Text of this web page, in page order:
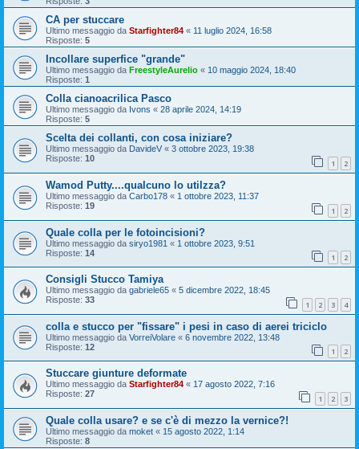
CA per stuccare
Ultimo messaggio da Starfighter84 « 11 luglio 2024, 16:58
Risposte: 5
Incollare superfice "grande"
Ultimo messaggio da FreestyleAurelio « 10 maggio 2024, 18:40
Risposte: 1
Colla cianoacrilica Pasco
Ultimo messaggio da Ivons « 28 aprile 2024, 14:19
Risposte: 5
Scelta dei collanti, con cosa iniziare?
Ultimo messaggio da DavideV « 3 ottobre 2023, 19:38
Risposte: 10 1 2
Wamod Putty....qualcuno lo utilzza?
Ultimo messaggio da Carbo178 « 1 ottobre 2023, 11:37
Risposte: 19 1 2
Quale colla per le fotoincisioni?
Ultimo messaggio da siryo1981 « 1 ottobre 2023, 9:51
Risposte: 14 1 2
Consigli Stucco Tamiya
Ultimo messaggio da gabriele65 « 5 dicembre 2022, 18:45
Risposte: 33 1 2 3 4
colla e stucco per "fissare" i pesi in caso di aerei triciclo
Ultimo messaggio da VorreiVolare « 6 novembre 2022, 13:48
Risposte: 12 1 2
Stuccare giunture deformate
Ultimo messaggio da Starfighter84 « 17 agosto 2022, 7:16
Risposte: 27 1 2 3
Quale colla usare? e se c'è di mezzo la vernice?!
Ultimo messaggio da moket « 15 agosto 2022, 1:14
Risposte: 8